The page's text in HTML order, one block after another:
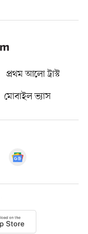
প্রথম আলো ট্রাস্ট
মোবাইল ভ্যাস